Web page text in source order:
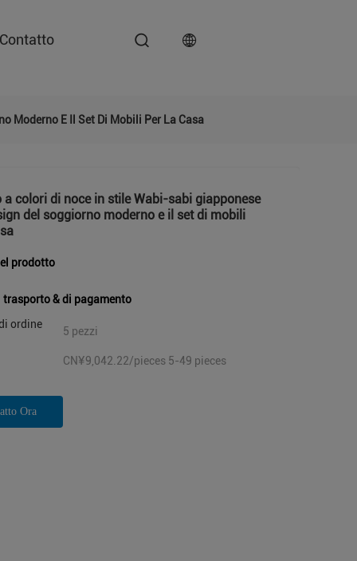
Contatto
Moderno E Il Set Di Mobili Per La Casa
a colori di noce in stile Wabi-sabi giapponese
del soggiorno moderno e il set di mobili
prodotto
trasporto & di pagamento
ordine
5 pezzi
CN¥9,042.22/pieces 5-49 pieces
Ora